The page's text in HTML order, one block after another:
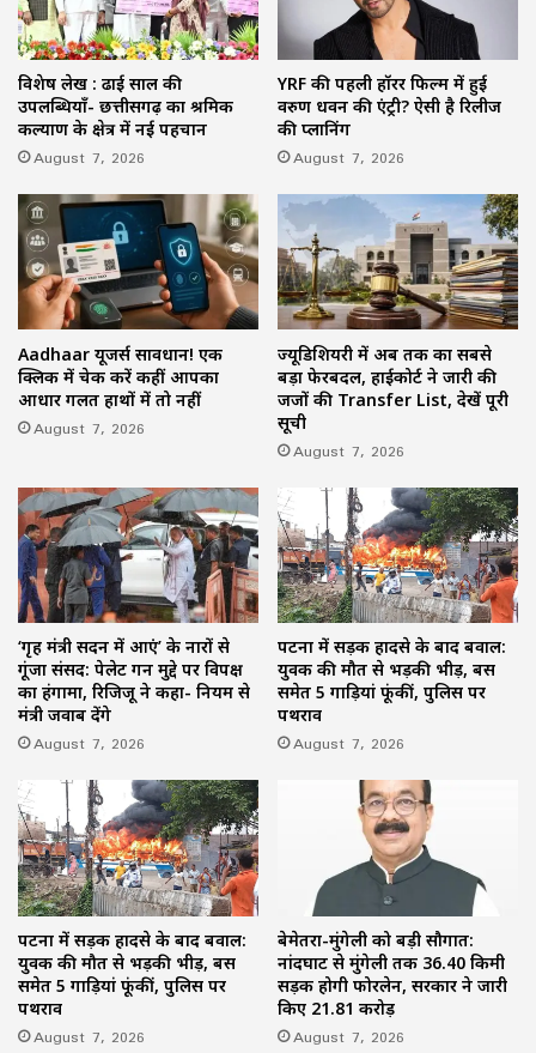
विशेष लेख : ढाई साल की
उपलब्धियाँ- छत्तीसगढ़ का श्रमिक
कल्याण के क्षेत्र में नई पहचान
August 7, 2026
YRF की पहली हॉरर फिल्म में हुई
वरुण धवन की एंट्री? ऐसी है रिलीज
की प्लानिंग
August 7, 2026
Aadhaar यूजर्स सावधान! एक
क्लिक में चेक करें कहीं आपका
आधार गलत हाथों में तो नहीं
August 7, 2026
ज्यूडिशियरी में अब तक का सबसे
बड़ा फेरबदल, हाईकोर्ट ने जारी की
जजों की Transfer List, देखें पूरी
सूची
August 7, 2026
‘गृह मंत्री सदन में आएं’ के नारों से
गूंजा संसद: पेलेट गन मुद्दे पर विपक्ष
का हंगामा, रिजिजू ने कहा- नियम से
मंत्री जवाब देंगे
August 7, 2026
पटना में सड़क हादसे के बाद बवाल:
युवक की मौत से भड़की भीड़, बस
समेत 5 गाड़ियां फूंकीं, पुलिस पर
पथराव
August 7, 2026
पटना में सड़क हादसे के बाद बवाल:
युवक की मौत से भड़की भीड़, बस
समेत 5 गाड़ियां फूंकीं, पुलिस पर
पथराव
August 7, 2026
बेमेतरा-मुंगेली को बड़ी सौगात:
नांदघाट से मुंगेली तक 36.40 किमी
सड़क होगी फोरलेन, सरकार ने जारी
किए 21.81 करोड़
August 7, 2026